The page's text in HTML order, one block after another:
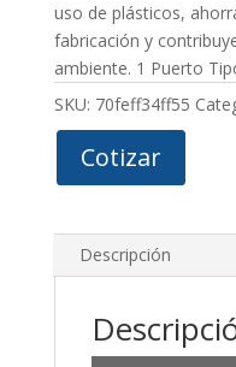
uso de plásticos,
fabricación y
ambiente. 1 Puerto
SKU: 70feff34ff55
Cotizar
Descripción